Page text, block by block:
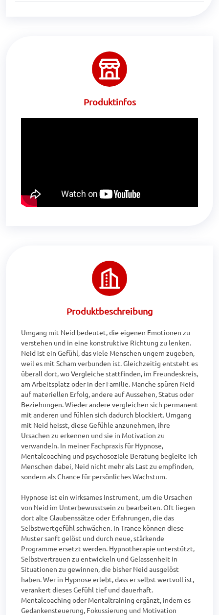
Produktinfos
Produktbeschreibung
Umgang mit Neid bedeutet, die eigenen Emotionen zu
verstehen und in eine konstruktive Richtung zu lenken.
Neid ist ein Gefühl, das viele Menschen ungern zugeben,
weil es mit Scham verbunden ist. Gleichzeitig entsteht es
überall dort, wo Vergleiche stattfinden, im Freundeskreis,
am Arbeitsplatz oder in der Familie. Manche spüren Neid
auf materiellen Erfolg, andere auf Aussehen, Status oder
Beziehungen. Wieder andere vergleichen sich permanent
mit anderen und fühlen sich dadurch blockiert. Umgang
mit Neid heisst, diese Gefühle anzunehmen, ihre
Ursachen zu erkennen und sie in Motivation zu
verwandeln. In meiner Fachpraxis für Hypnose,
Mentalcoaching und psychosoziale Beratung begleite ich
Menschen dabei, Neid nicht mehr als Last zu empfinden,
sondern als Chance für persönliches Wachstum.
Hypnose ist ein wirksames Instrument, um die Ursachen
von Neid im Unterbewusstsein zu bearbeiten. Oft liegen
dort alte Glaubenssätze oder Erfahrungen, die das
Selbstwertgefühl schwächen. In Trance können diese
Muster sanft gelöst und durch neue, stärkende
Programme ersetzt werden. Hypnotherapie unterstützt,
Selbstvertrauen zu entwickeln und Gelassenheit in
Situationen zu gewinnen, die bisher Neid ausgelöst
haben. Wer in Hypnose erlebt, dass er selbst wertvoll ist,
verankert dieses Gefühl tief und dauerhaft.
Mentalcoaching oder Mentaltraining ergänzt, indem es
Gedankensteuerung, Fokussierung und Motivation